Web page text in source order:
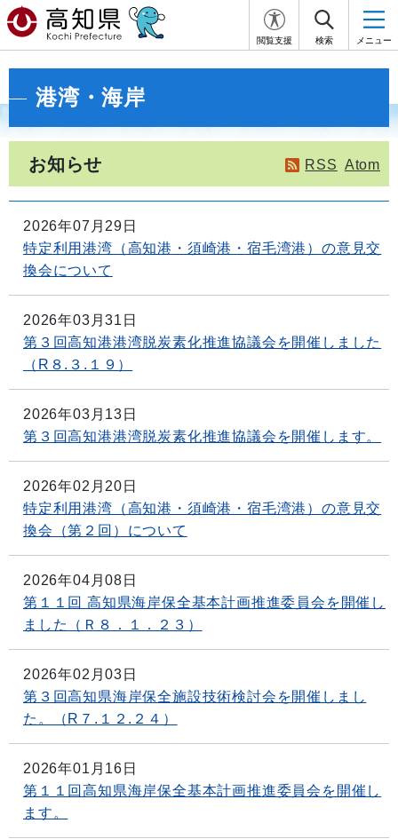
閲覧支援 検索 メニュー
港湾・海岸
お知らせ RSS Atom
2026年07月29日
特定利用港湾（高知港・須崎港・宿毛湾港）の意見交
換会について
2026年03月31日
第３回高知港港湾脱炭素化推進協議会を開催しました
（R８.３.１９）
2026年03月13日
第３回高知港港湾脱炭素化推進協議会を開催します。
2026年02月20日
特定利用港湾（高知港・須崎港・宿毛湾港）の意見交
換会（第２回）について
2026年04月08日
第１１回 高知県海岸保全基本計画推進委員会を開催し
ました（Ｒ８．１．２３）
2026年02月03日
第３回高知県海岸保全施設技術検討会を開催しまし
た。（R７.１２.２４）
2026年01月16日
第１１回高知県海岸保全基本計画推進委員会を開催し
ます。